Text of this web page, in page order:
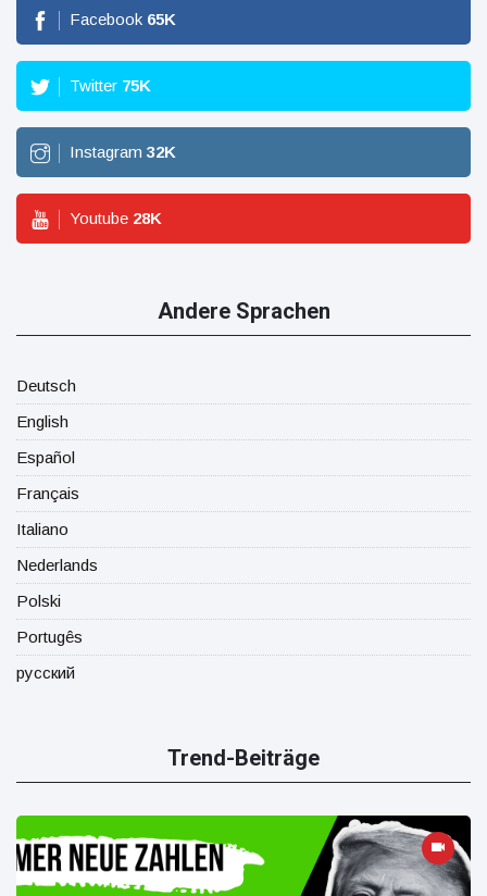
Facebook 65K
Twitter 75K
Instagram 32K
Youtube 28K
Andere Sprachen
Deutsch
English
Español
Français
Italiano
Nederlands
Polski
Portugês
русский
Trend-Beiträge